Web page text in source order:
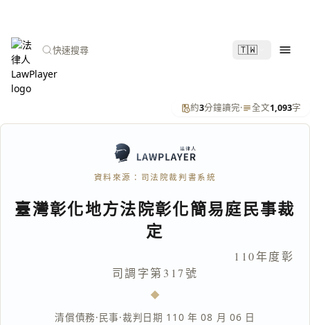
快速搜尋 🇹🇼
約3分鐘讀完· 全文1,093字
資料來源：司法院裁判書系統
臺灣彰化地方法院彰化簡易庭民事裁
定
110年度彰
司調字第317號
清償債務·民事·裁判日期 110 年 08 月 06 日